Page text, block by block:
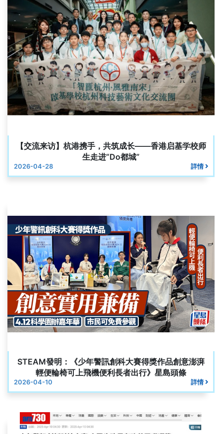
【交流来访】杭港携手，共筑成长——香港启基学校师
生走进“Do都城”
2026-04-28 詳情
STEAM發明：《少年警訊創科大賽得獎作品創意澎湃
輕便輪椅可上飛機便利長者出行》星島頭條
2026-04-10 詳情